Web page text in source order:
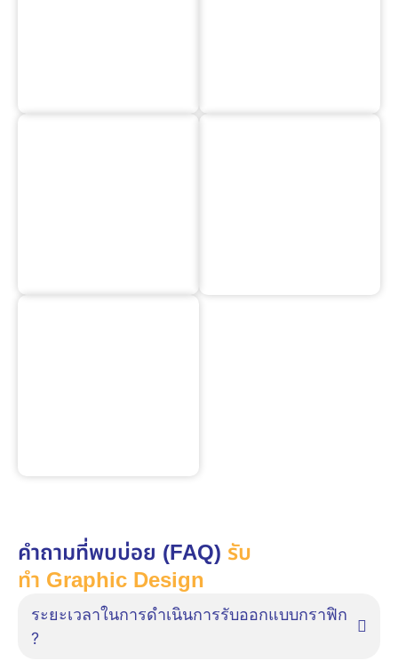
คำถามที่พบบ่อย (FAQ) รับ
ทำ Graphic Design
ระยะเวลาในการดำเนินการรับออกแบบกราฟิก
?